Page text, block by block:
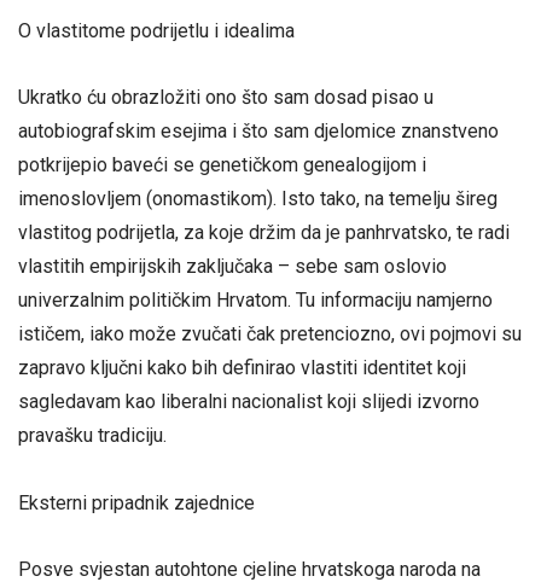
O vlastitome podrijetlu i idealima
Ukratko ću obrazložiti ono što sam dosad pisao u
autobiografskim esejima i što sam djelomice znanstveno
potkrijepio baveći se genetičkom genealogijom i
imenoslovljem (onomastikom). Isto tako, na temelju šireg
vlastitog podrijetla, za koje držim da je panhrvatsko, te radi
vlastitih empirijskih zaključaka – sebe sam oslovio
univerzalnim političkim Hrvatom. Tu informaciju namjerno
ističem, iako može zvučati čak pretenciozno, ovi pojmovi su
zapravo ključni kako bih definirao vlastiti identitet koji
sagledavam kao liberalni nacionalist koji slijedi izvorno
pravašku tradiciju.
Eksterni pripadnik zajednice
Posve svjestan autohtone cjeline hrvatskoga naroda na